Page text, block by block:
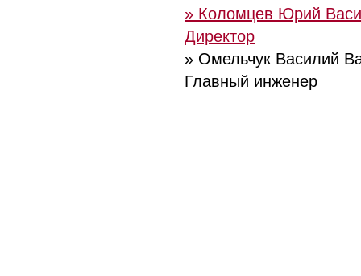
» Коломцев Юрий
Директор
» Омельчук Василий
Главный инженер